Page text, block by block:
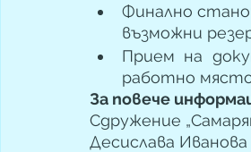
Финално
възможни
Прием на
работно
За повече
Сдружение
Десислава Иванова